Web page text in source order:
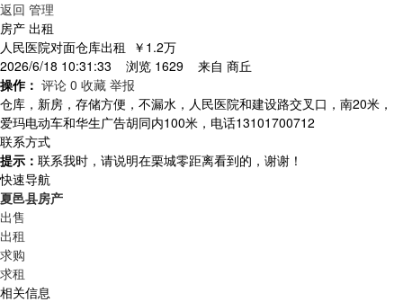
返回 管理
房产 出租
人民医院对面仓库出租 ￥1.2万
2026/6/18 10:31:33 浏览 1629 来自 商丘
操作： 评论 0 收藏 举报
仓库，新房，存储方便，不漏水，人民医院和建设路交叉口，南20米，
爱玛电动车和华生广告胡同内100米，电话13101700712
联系方式
提示： 联系我时，请说明在栗城零距离看到的，谢谢！
快速导航
夏邑县房产
出售
出租
求购
求租
相关信息